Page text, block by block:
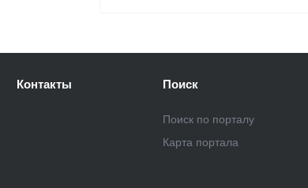
Контакты Поиск
Поиск по порталу
Карта портала